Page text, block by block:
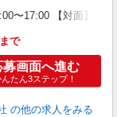
〜17:00 【対面】
で
募画面へ進む
んたん3ステップ！
の他の求人をみる